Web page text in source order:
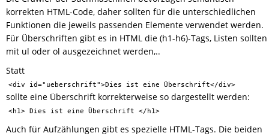
korrekten HTML-Code, daher sollten für die unterschiedlichen
Funktionen die jeweils passenden Elemente verwendet werden.
Für Überschriften gibt es in HTML die (h1-h6)-Tags, Listen sollten
mit ul oder ol ausgezeichnet werden,..
Statt
<div id="ueberschrift">Dies ist eine Überschrift</div>
sollte eine Überschrift korrekterweise so dargestellt werden:
<h1> Dies ist eine Überschrift </h1>
Auch für Aufzählungen gibt es spezielle HTML-Tags. Die beiden